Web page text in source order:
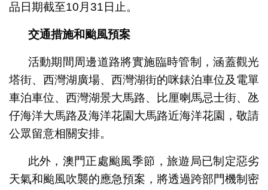
品日期截至10月31日止。
交通措施和颱風預案
活動期間周邊道路將實施臨時管制，涵蓋觀光
塔街、西灣湖廣場、西灣湖街的咪錶泊車位及電單
車泊車位、西灣湖景大馬路、比厘喇馬忌士街、氹
仔海洋大馬路及海洋花園大馬路近海洋花園，敬請
公眾留意相關安排。
此外，澳門正處颱風季節，旅遊局已制定惡劣
天氣和颱風吹襲的應急預案，將透過跨部門機制密